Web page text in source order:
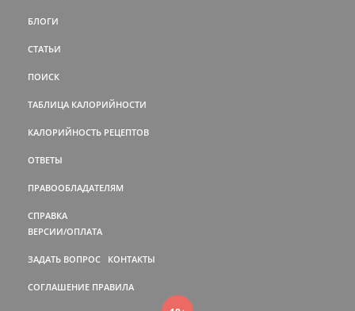
БЛОГИ
СТАТЬИ
ПОИСК
ТАБЛИЦА КАЛОРИЙНОСТИ
КАЛОРИЙНОСТЬ РЕЦЕПТОВ
ОТВЕТЫ
ПРАВООБЛАДАТЕЛЯМ
СПРАВКА
ВЕРСИИ/ОПЛАТА
ЗАДАТЬ ВОПРОС КОНТАКТЫ
СОГЛАШЕНИЕ ПРАВИЛА